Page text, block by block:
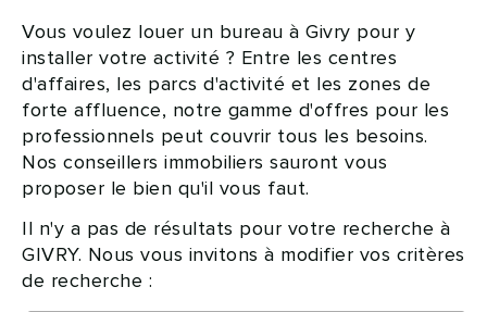
Vous voulez louer un bureau à Givry pour y
installer votre activité ? Entre les centres
d'affaires, les parcs d'activité et les zones de
forte affluence, notre gamme d'offres pour les
professionnels peut couvrir tous les besoins.
Nos conseillers immobiliers sauront vous
proposer le bien qu'il vous faut.
Il n'y a pas de résultats pour votre recherche à
GIVRY. Nous vous invitons à modifier vos critères
de recherche :